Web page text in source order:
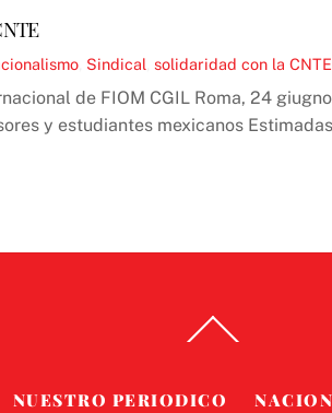
Sindical solidaridad con la CNTE
de FIOM CGIL Roma, 24
y estudiantes mexicanos
To
NUESTRO PERIODICO